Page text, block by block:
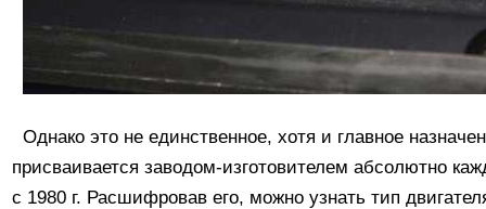
Однако это не единственное, хотя и главное
присваивается заводом-изготовителем абсолютно
с 1980 г. Расшифровав его, можно узнать тип